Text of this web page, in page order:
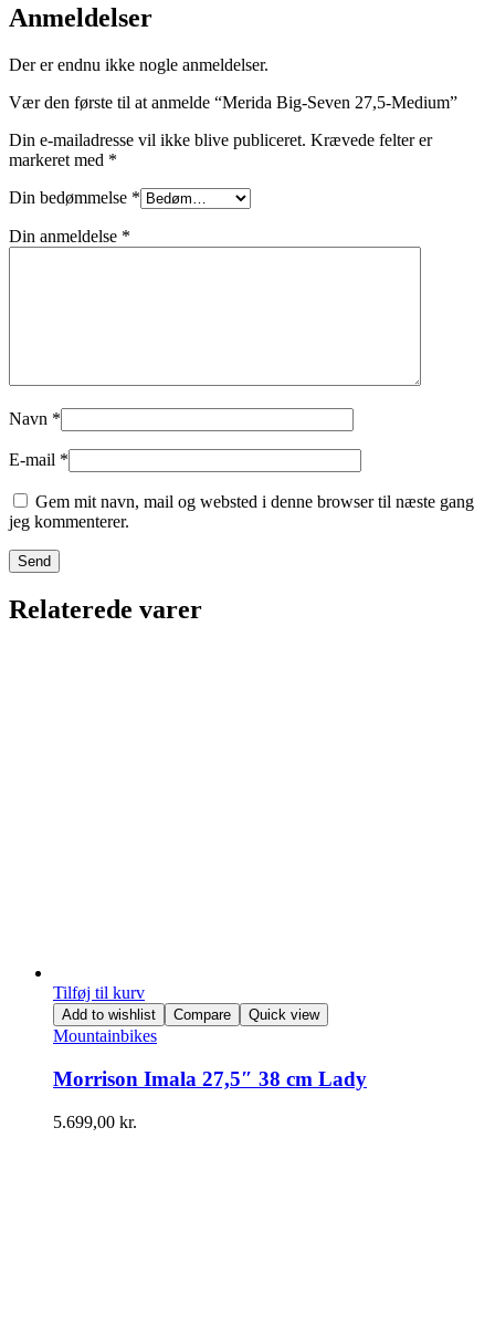
Anmeldelser
Der er endnu ikke nogle anmeldelser.
Vær den første til at anmelde “Merida Big-Seven 27,5-Medium”
Din e-mailadresse vil ikke blive publiceret. Krævede felter er
markeret med *
Din bedømmelse *
Din anmeldelse *
Navn *
E-mail *
Gem mit navn, mail og websted i denne browser til næste gang
jeg kommenterer.
Relaterede varer
Tilføj til kurv
Add to wishlist Compare Quick view
Mountainbikes
Morrison Imala 27,5″ 38 cm Lady
5.699,00 kr.